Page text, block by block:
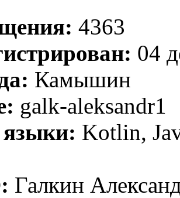
4363
04
Камышин
galk-aleksandr1
языки: Kotlin,
Галкин